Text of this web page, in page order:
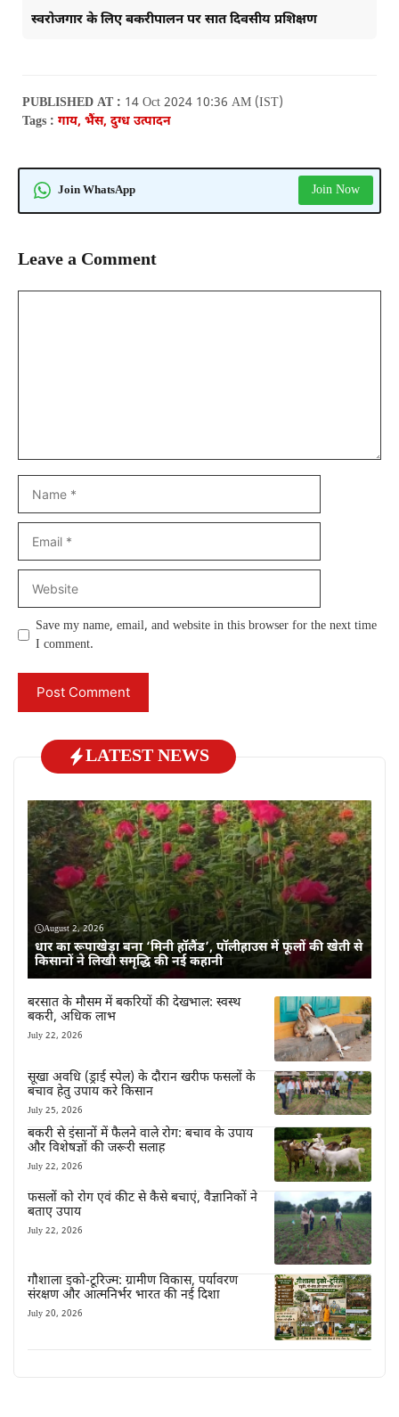
स्वरोजगार के लिए बकरीपालन पर सात दिवसीय प्रशिक्षण
PUBLISHED AT : 14 Oct 2024 10:36 AM (IST)
Tags : गाय, भैंस, दुग्ध उत्पादन
Join WhatsApp Join Now
Leave a Comment
Save my name, email, and website in this browser for the next time
I comment.
LATEST NEWS
August 2, 2026
धार का रूपाखेड़ा बना ‘मिनी हॉलैंड’, पॉलीहाउस में फूलों की खेती से
किसानों ने लिखी समृद्धि की नई कहानी
बरसात के मौसम में बकरियों की देखभाल: स्वस्थ
बकरी, अधिक लाभ
July 22, 2026
सूखा अवधि (ड्राई स्पेल) के दौरान खरीफ फसलों के
बचाव हेतु उपाय करे किसान
July 25, 2026
बकरी से इंसानों में फैलने वाले रोग: बचाव के उपाय
और विशेषज्ञों की जरूरी सलाह
July 22, 2026
फसलों को रोग एवं कीट से कैसे बचाएं, वैज्ञानिकों ने
बताए उपाय
July 22, 2026
गौशाला इको-टूरिज्म: ग्रामीण विकास, पर्यावरण
संरक्षण और आत्मनिर्भर भारत की नई दिशा
July 20, 2026